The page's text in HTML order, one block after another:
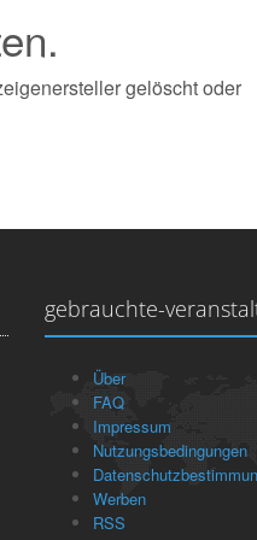
gelöscht oder
gebrauchte-
Über
FAQ
Impressum
Nutzungsbedingungen
Werben
RSS